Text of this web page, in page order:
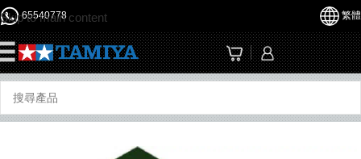
Skip to main content
65540778 繁體